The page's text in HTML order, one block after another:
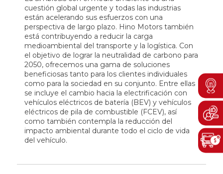
cuestión global urgente y todas las industrias
están acelerando sus esfuerzos con una
perspectiva de largo plazo. Hino Motors también
está contribuyendo a reducir la carga
medioambiental del transporte y la logística. Con
el objetivo de lograr la neutralidad de carbono para
2050, ofrecemos una gama de soluciones
beneficiosas tanto para los clientes individuales
como para la sociedad en su conjunto. Entre ellas
se incluye el cambio hacia la electrificación con
vehículos eléctricos de batería (BEV) y vehículos
eléctricos de pila de combustible (FCEV), así
como también contempla la reducción del
impacto ambiental durante todo el ciclo de vida
del vehículo.